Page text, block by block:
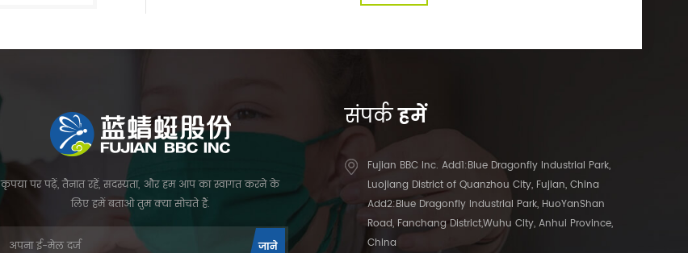
कृपया पर पढ़ें, तैनात रहें, सदस्यता, और हम आप का स्वागत करने के
लिए हमें बताओ तुम क्या सोचते हैं.
संपर्कहमें
Fujian BBC Inc. Add1:Blue Dragonfly Industrial Park,
Luojiang District of Quanzhou City, Fujian, China
Add2:Blue Dragonfly Industrial Park, HuoYanShan
Road, Fanchang District,Wuhu City, Anhui Province,
China